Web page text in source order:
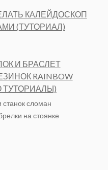
КАЛЕЙДОСКОП
(ТУТОРИАЛ)
И БРАСЛЕТ
RAINBOW
ТУТОРИАЛЫ)
станок сломан
на стоянке